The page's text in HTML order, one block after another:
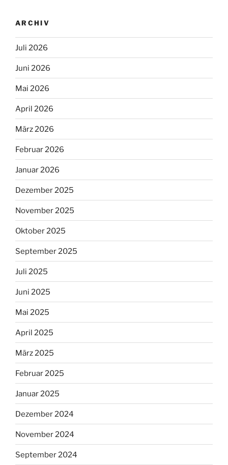
ARCHIV
Juli 2026
Juni 2026
Mai 2026
April 2026
März 2026
Februar 2026
Januar 2026
Dezember 2025
November 2025
Oktober 2025
September 2025
Juli 2025
Juni 2025
Mai 2025
April 2025
März 2025
Februar 2025
Januar 2025
Dezember 2024
November 2024
September 2024